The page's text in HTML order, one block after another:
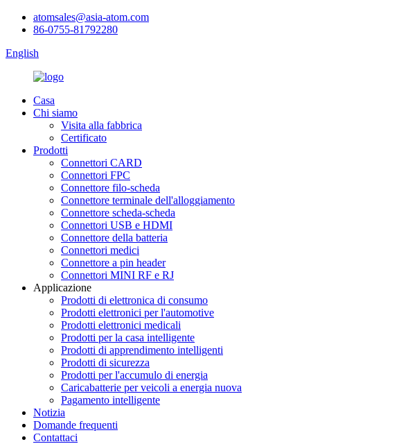
atomsales@asia-atom.com
86-0755-81792280
English
Casa
Chi siamo
Visita alla fabbrica
Certificato
Prodotti
Connettori CARD
Connettori FPC
Connettore filo-scheda
Connettore terminale dell'alloggiamento
Connettore scheda-scheda
Connettori USB e HDMI
Connettore della batteria
Connettori medici
Connettore a pin header
Connettori MINI RF e RJ
Applicazione
Prodotti di elettronica di consumo
Prodotti elettronici per l'automotive
Prodotti elettronici medicali
Prodotti per la casa intelligente
Prodotti di apprendimento intelligenti
Prodotti di sicurezza
Prodotti per l'accumulo di energia
Caricabatterie per veicoli a energia nuova
Pagamento intelligente
Notizia
Domande frequenti
Contattaci